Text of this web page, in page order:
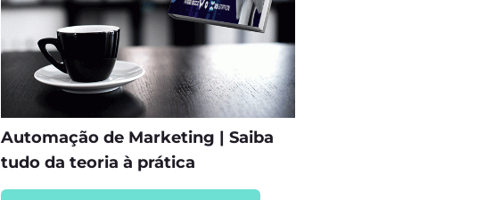
Automação de Marketing | Saiba
tudo da teoria à prática